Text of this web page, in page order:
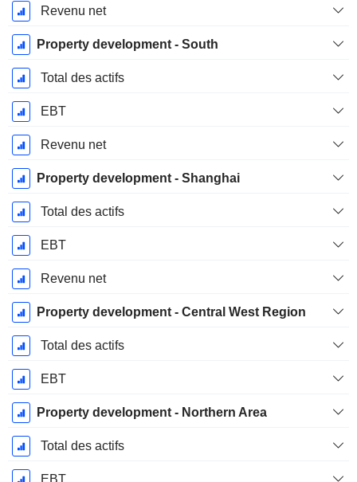
Revenu net
Property development - South
Total des actifs
EBT
Revenu net
Property development - Shanghai
Total des actifs
EBT
Revenu net
Property development - Central West Region
Total des actifs
EBT
Property development - Northern Area
Total des actifs